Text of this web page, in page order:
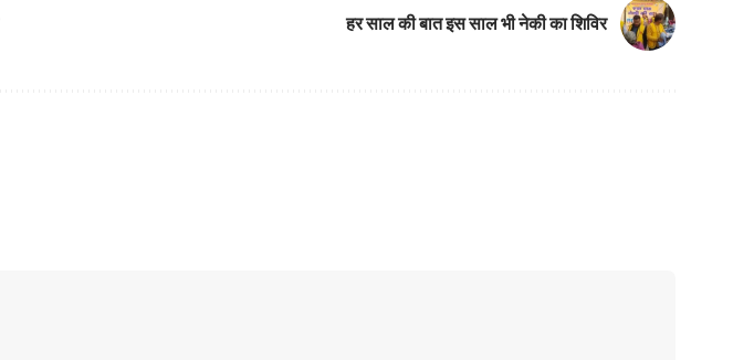
हर साल की बात इस साल भी नेकी का शिविर